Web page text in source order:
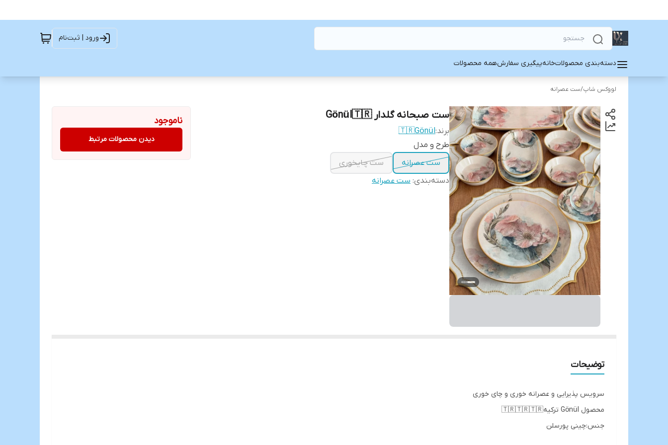
ورود | ثبت‌نام
دسته‌بندی محصولاتخانهپیگیری سفارشهمه محصولات
لووکس شاپ/ست عصرانه
ست صبحانه گلدار Gönül🇹🇷
برند:🇹🇷Gönül
طرح و مدل
ست عصرانه
ست چایخوری
دسته‌بندی: ست عصرانه
ناموجود
دیدن محصولات مرتبط
توضیحات
سرویس پذیرایی و عصرانه خوری و چای خوری
محصول Gönül ترکیه🇹🇷🇹🇷🇹🇷
جنس:چینی پورسلن